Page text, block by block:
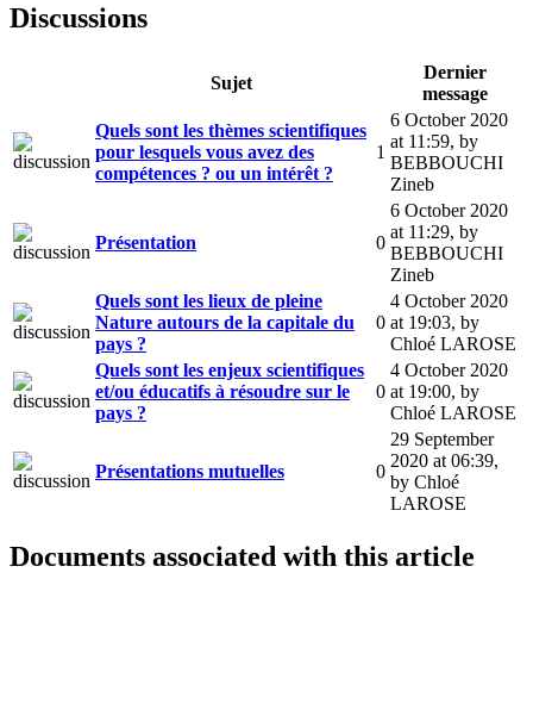
Discussions
Sujet
Dernier
message
Quels sont les thèmes scientifiques
pour lesquels vous avez des
compétences ? ou un intérêt ?
1
6 October 2020
at 11:59, by
BEBBOUCHI
Zineb
Présentation 0
6 October 2020
at 11:29, by
BEBBOUCHI
Zineb
Quels sont les lieux de pleine
Nature autours de la capitale du
pays ?
0
4 October 2020
at 19:03, by
Chloé LAROSE
Quels sont les enjeux scientifiques
et/ou éducatifs à résoudre sur le
pays ?
0
4 October 2020
at 19:00, by
Chloé LAROSE
Présentations mutuelles 0
29 September
2020 at 06:39,
by Chloé
LAROSE
Documents associated with this article